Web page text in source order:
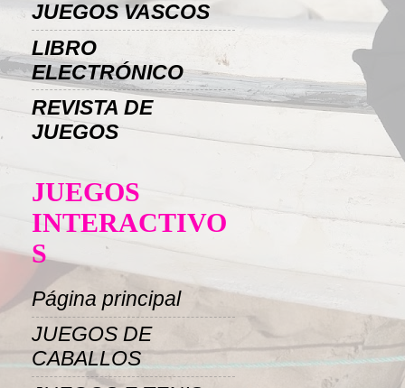
JUEGOS VASCOS
LIBRO
ELECTRÓNICO
REVISTA DE
JUEGOS
JUEGOS
INTERACTIVO
S
Página principal
JUEGOS DE
CABALLOS